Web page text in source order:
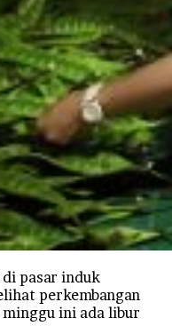
pasar induk
perkembangan
ini ada libur